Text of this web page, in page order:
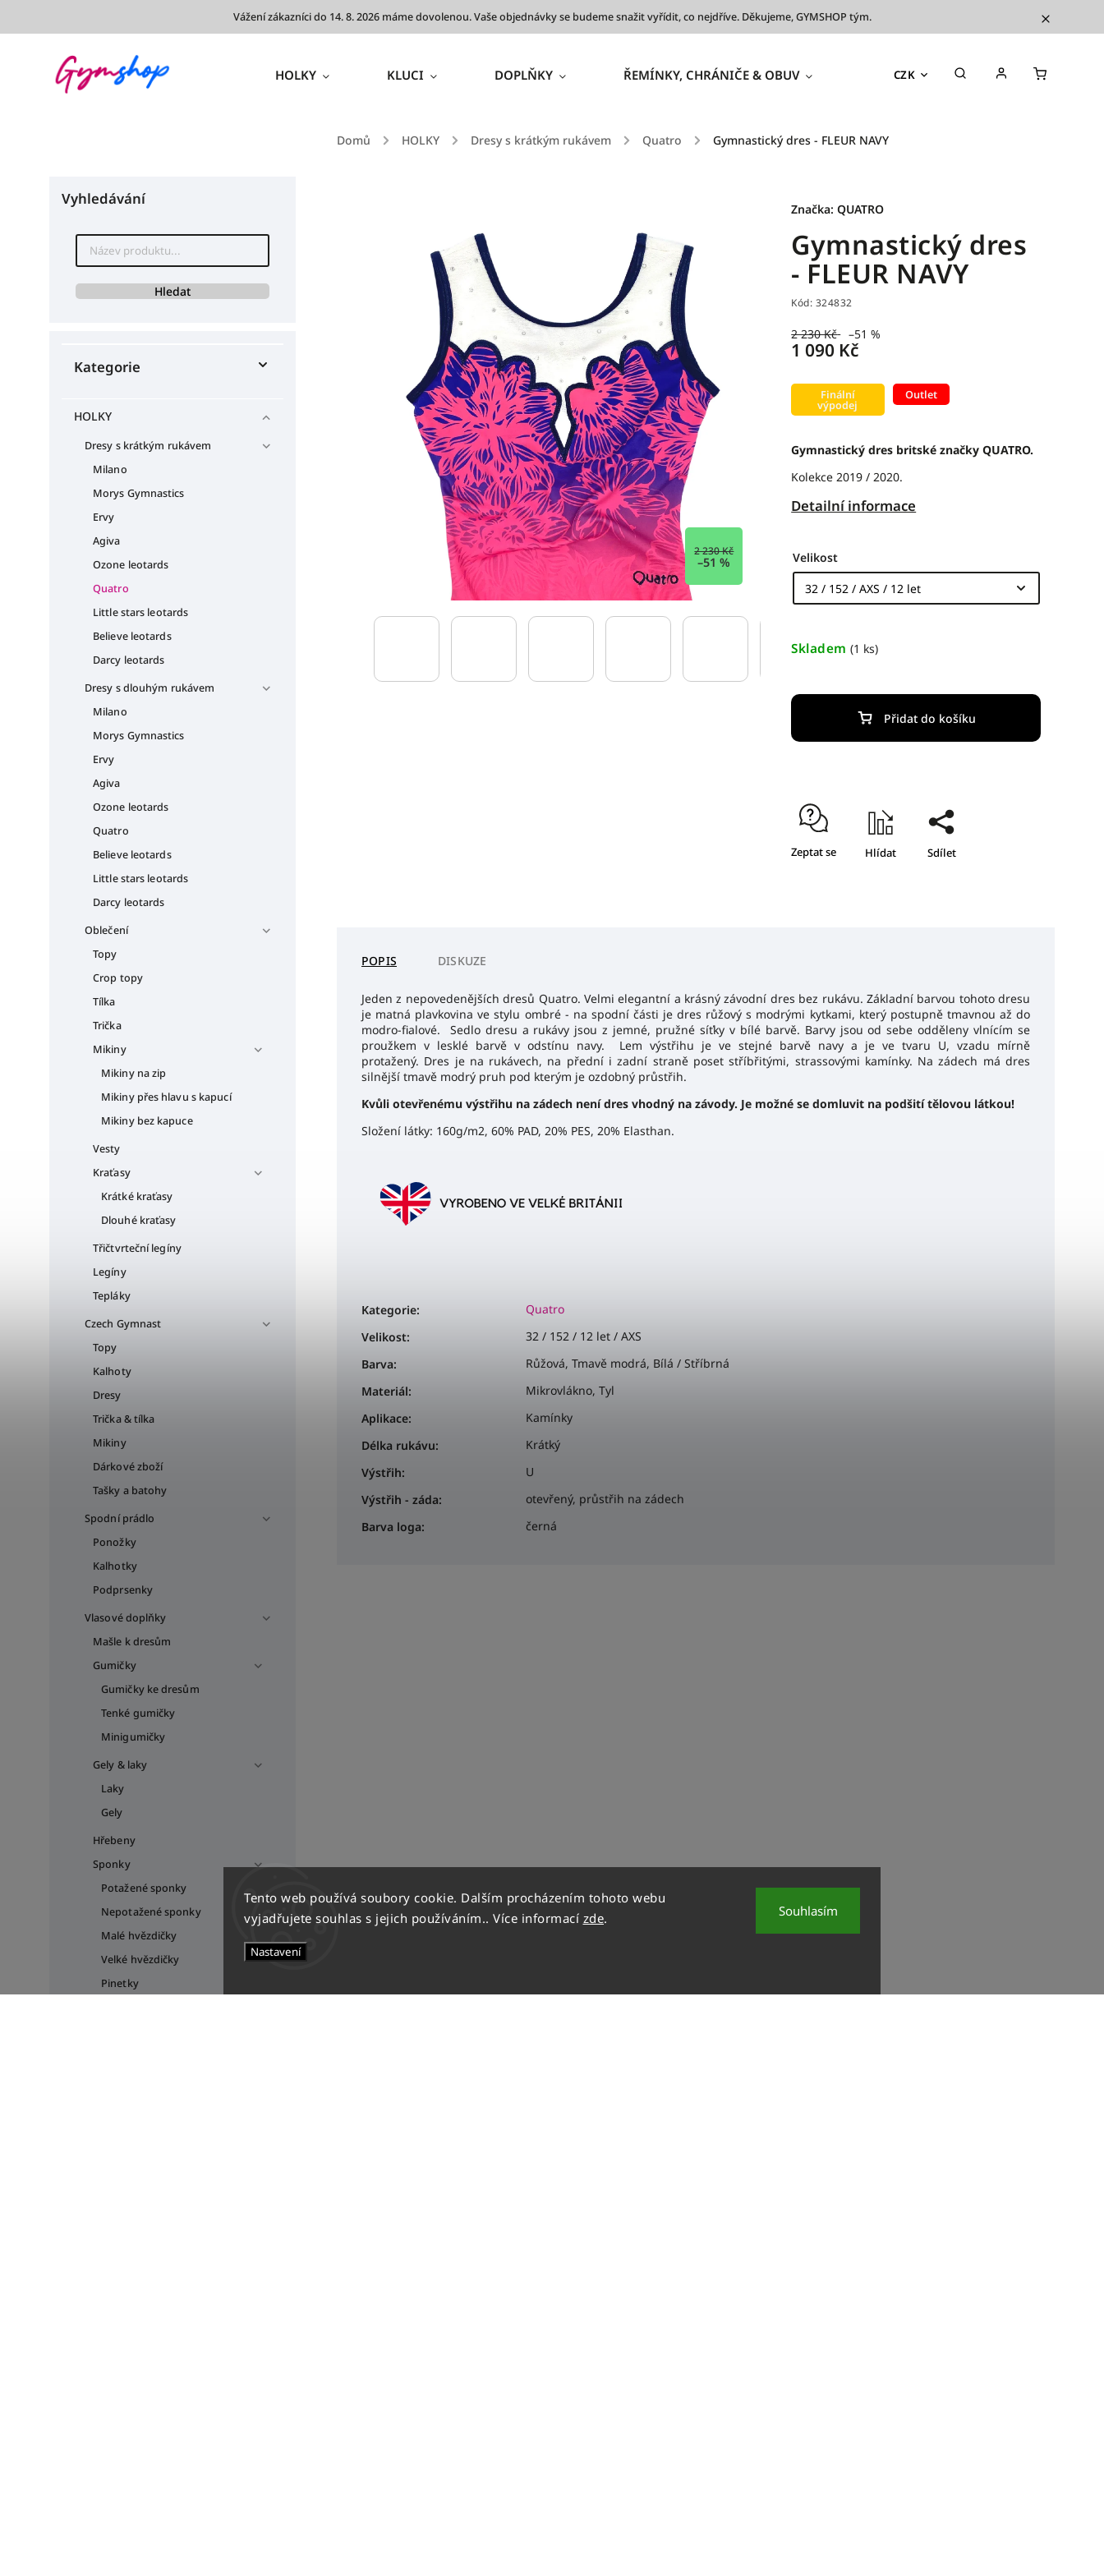
Tento web používá soubory cookie. Dalším procházením tohoto webu
vyjadřujete souhlas s jejich používáním.. Více informací zde.
Nastavení
Souhlasím
Vážení zákazníci do 14. 8. 2026 máme dovolenou. Vaše objednávky se budeme snažit vyřídit, co nejdříve. Děkujeme, GYMSHOP tým.
CZK
HOLKY KLUCI DOPLŇKY ŘEMÍNKY, CHRÁNIČE & OBUV TRÉNINKOVÉ POMŮCKY
Domů / HOLKY / Dresy s krátkým rukávem / Quatro / Gymnastický dres - FLEUR NAVY
Vyhledávání
Hledat
Kategorie
HOLKY
Dresy s krátkým rukávem
Milano
Morys Gymnastics
Ervy
Agiva
Ozone leotards
Quatro
Little stars leotards
Believe leotards
Darcy leotards
Dresy s dlouhým rukávem
Milano
Morys Gymnastics
Ervy
Agiva
Ozone leotards
Quatro
Believe leotards
Little stars leotards
Darcy leotards
Oblečení
Topy
Crop topy
Tílka
Trička
Mikiny
Mikiny na zip
Mikiny přes hlavu s kapucí
Mikiny bez kapuce
Vesty
Kraťasy
Krátké kraťasy
Dlouhé kraťasy
Třičtvrteční legíny
Legíny
Tepláky
Czech Gymnast
Topy
Kalhoty
Dresy
Trička & tílka
Mikiny
Dárkové zboží
Tašky a batohy
Spodní prádlo
Ponožky
Kalhotky
Podprsenky
Vlasové doplňky
Mašle k dresům
Gumičky
Gumičky ke dresům
Tenké gumičky
Minigumičky
Gely & laky
Laky
Gely
Hřebeny
Sponky
Potažené sponky
Nepotažené sponky
Malé hvězdičky
Velké hvězdičky
Pinetky
2 230 Kč
–51 %
Gymnastický dres
- FLEUR NAVY
Kód: 324832
2 230 Kč –51 %
1 090 Kč
Gymnastický dres britské značky QUATRO.
Kolekce 2019 / 2020.
Detailní informace
Finální
výpodej
Outlet
Značka:QUATRO
Velikost
Skladem (1 ks)
Přidat do košíku
Zeptat se Hlídat Sdílet
POPIS DISKUZE
Jeden z nepovedenějších dresů Quatro. Velmi elegantní a krásný závodní dres bez rukávu. Základní barvou tohoto dresu
je matná plavkovina ve stylu ombré - na spodní části je dres růžový s modrými kytkami, který postupně tmavnou až do
modro-fialové. Sedlo dresu a rukávy jsou z jemné, pružné síťky v bílé barvě. Barvy jsou od sebe odděleny vlnícím se
proužkem v lesklé barvě v odstínu navy. Lem výstřihu je ve stejné barvě navy a je ve tvaru U, vzadu mírně
protažený. Dres je na rukávech, na přední i zadní straně poset stříbřitými, strassovými kamínky. Na zádech má dres
silnější tmavě modrý pruh pod kterým je ozdobný průstřih.
Kvůli otevřenému výstřihu na zádech není dres vhodný na závody. Je možné se domluvit na podšití tělovou látkou!
Složení látky: 160g/m2, 60% PAD, 20% PES, 20% Elasthan.
Kategorie:
Quatro
Velikost:
32 / 152 / 12 let / AXS
Barva:
Růžová, Tmavě modrá, Bílá / Stříbrná
Materiál:
Mikrovlákno, Tyl
Aplikace:
Kamínky
Délka rukávu:
Krátký
Výstřih:
U
Výstřih - záda:
otevřený, průstřih na zádech
Barva loga: černá